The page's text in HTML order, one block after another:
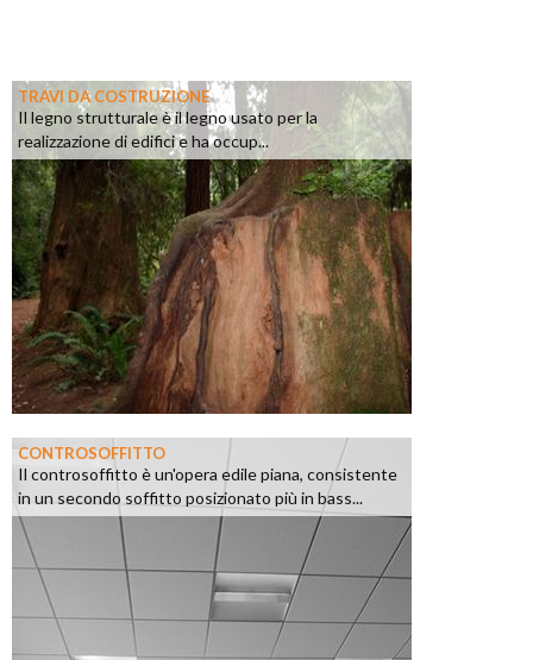
TRAVI DA COSTRUZIONE
Il legno strutturale è il legno usato per la
realizzazione di edifici e ha occup...
CONTROSOFFITTO
Il controsoffitto è un'opera edile piana, consistente
in un secondo soffitto posizionato più in bass...